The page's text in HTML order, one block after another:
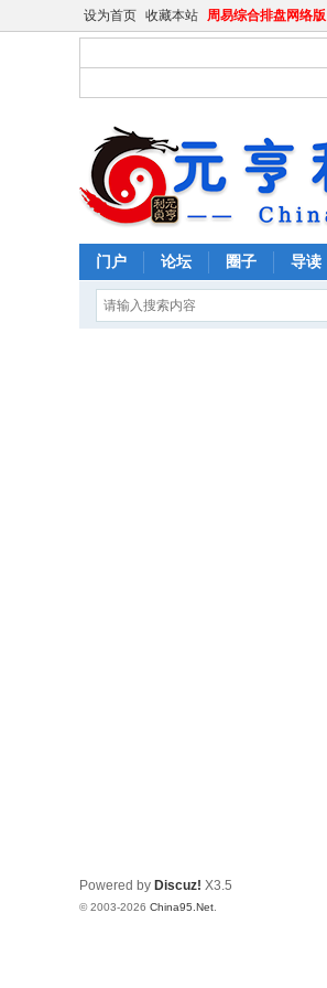
设为首页 收藏本站 周易综合排盘网络版
门户 论坛 圈子 导读
Powered by Discuz! X3.5
© 2003-2026 China95.Net